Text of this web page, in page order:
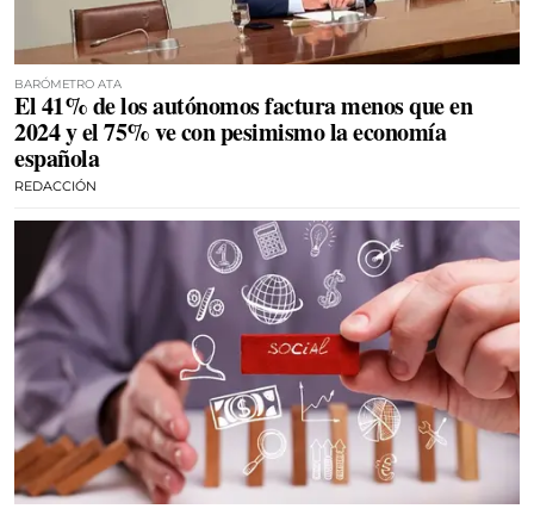
BARÓMETRO ATA
El 41% de los autónomos factura menos que en
2024 y el 75% ve con pesimismo la economía
española
REDACCIÓN